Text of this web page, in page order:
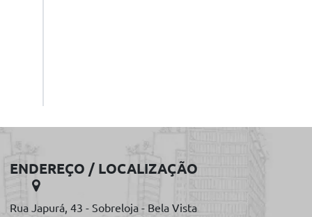
ENDEREÇO / LOCALIZAÇÃO
Rua Japurá, 43 - Sobreloja - Bela Vista